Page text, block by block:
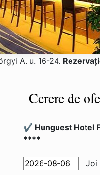
A. u. 16-24.
Cerere de
✔️ Hunguest Hotel
****
Joi